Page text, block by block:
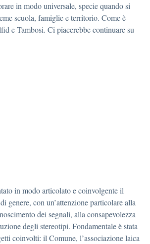
in modo universale, specie quando si
scuola, famiglie e territorio. Come è
e Tambosi. Ci piacerebbe continuare su
in modo articolato e coinvolgente il
genere, con un’attenzione particolare alla
dei segnali, alla consapevolezza
degli stereotipi. Fondamentale è stata
coinvolti: il Comune, l’associazione laica